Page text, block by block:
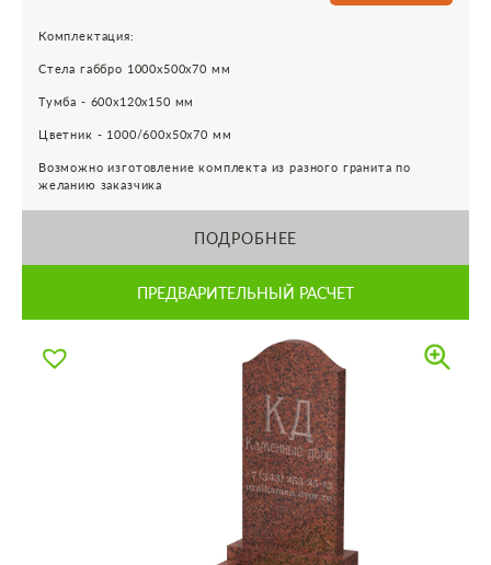
Комплектация:
Стела габбро 1000х500х70 мм
Тумба - 600х120х150 мм
Цветник - 1000/600х50х70 мм
Возможно изготовление комплекта из разного гранита по
желанию заказчика
ПОДРОБНЕЕ
ПРЕДВАРИТЕЛЬНЫЙ РАСЧЕТ